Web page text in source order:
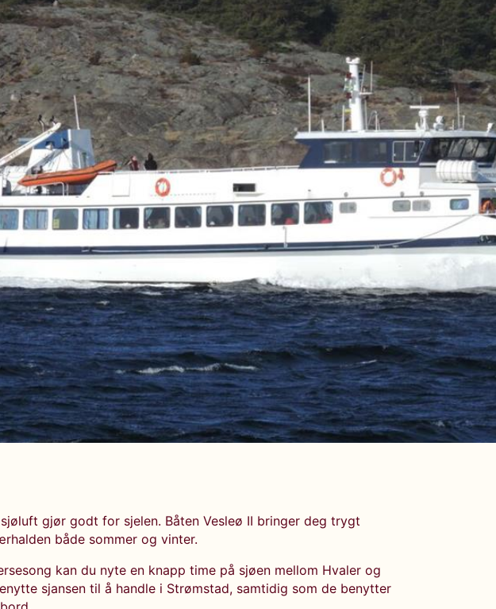
gjør godt for sjelen. Båten Vesleø II bringer deg trygt
både sommer og vinter.
kan du nyte en knapp time på sjøen mellom Hvaler og
sjansen til å handle i Strømstad, samtidig som de benytter